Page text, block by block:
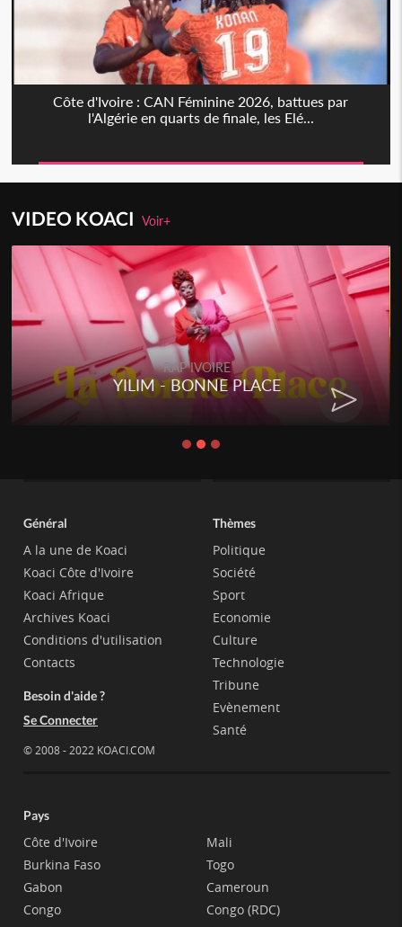
Côte d'Ivoire : CAN Féminine 2026, battues par
l'Algérie en quarts de finale, les Elé...
VIDEO KOACIVoir+
RAP IVOIRE
YILIM - BONNE PLACE
Général
A la une de Koaci
Koaci Côte d'Ivoire
Koaci Afrique
Archives Koaci
Conditions d'utilisation
Contacts
Besoin d'aide ?
Se Connecter
© 2008 - 2022 KOACI.COM
Thèmes
Politique
Société
Sport
Economie
Culture
Technologie
Tribune
Evènement
Santé
Pays
Côte d'Ivoire
Burkina Faso
Gabon
Congo
Mali
Togo
Cameroun
Congo (RDC)